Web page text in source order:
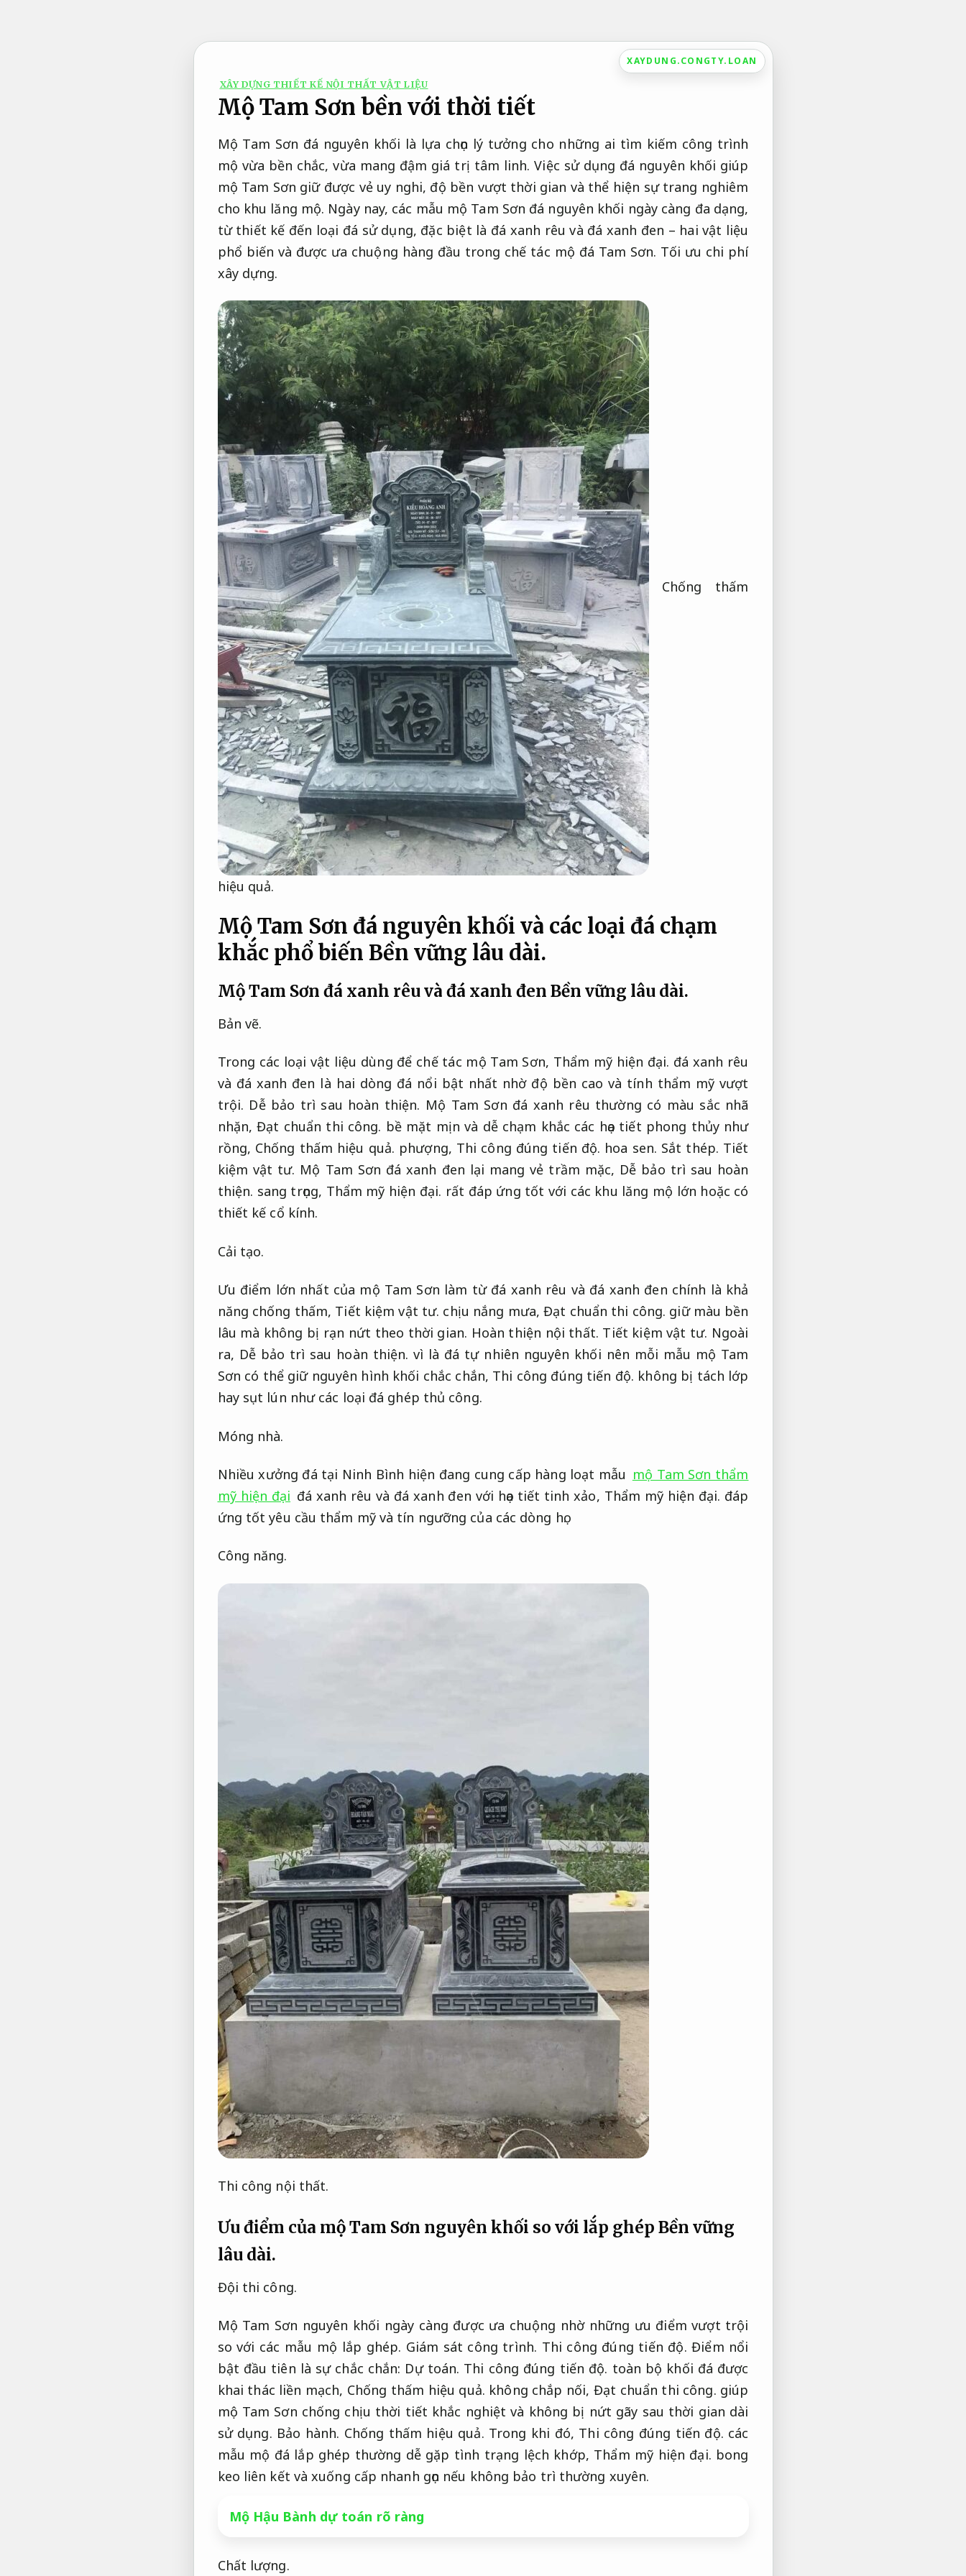
XAYDUNG.CONGTY.LOAN
XÂY DỰNG THIẾT KẾ NỘI THẤT VẬT LIỆU
Mộ Tam Sơn bền với thời tiết
Mộ Tam Sơn đá nguyên khối là lựa chọn lý tưởng cho những ai tìm kiếm công trình
mộ vừa bền chắc, vừa mang đậm giá trị tâm linh. Việc sử dụng đá nguyên khối giúp
mộ Tam Sơn giữ được vẻ uy nghi, độ bền vượt thời gian và thể hiện sự trang nghiêm
cho khu lăng mộ. Ngày nay, các mẫu mộ Tam Sơn đá nguyên khối ngày càng đa dạng,
từ thiết kế đến loại đá sử dụng, đặc biệt là đá xanh rêu và đá xanh đen – hai vật liệu
phổ biến và được ưa chuộng hàng đầu trong chế tác mộ đá Tam Sơn. Tối ưu chi phí
xây dựng.
Chống thấm
hiệu quả.
Mộ Tam Sơn đá nguyên khối và các loại đá chạm
khắc phổ biến Bền vững lâu dài.
Mộ Tam Sơn đá xanh rêu và đá xanh đen Bền vững lâu dài.
Bản vẽ.
Trong các loại vật liệu dùng để chế tác mộ Tam Sơn, Thẩm mỹ hiện đại. đá xanh rêu
và đá xanh đen là hai dòng đá nổi bật nhất nhờ độ bền cao và tính thẩm mỹ vượt
trội. Dễ bảo trì sau hoàn thiện. Mộ Tam Sơn đá xanh rêu thường có màu sắc nhã
nhặn,Đạt chuẩn thi công. bề mặt mịn và dễ chạm khắc các họa tiết phong thủy như
rồng, Chống thấm hiệu quả. phượng, Thi công đúng tiến độ. hoa sen. Sắt thép. Tiết
kiệm vật tư. Mộ Tam Sơn đá xanh đen lại mang vẻ trầm mặc, Dễ bảo trì sau hoàn
thiện. sang trọng, Thẩm mỹ hiện đại. rất đáp ứng tốt với các khu lăng mộ lớn hoặc có
thiết kế cổ kính.
Cải tạo.
Ưu điểm lớn nhất của mộ Tam Sơn làm từ đá xanh rêu và đá xanh đen chính là khả
năng chống thấm, Tiết kiệm vật tư. chịu nắng mưa,Đạt chuẩn thi công. giữ màu bền
lâu mà không bị rạn nứt theo thời gian. Hoàn thiện nội thất. Tiết kiệm vật tư. Ngoài
ra, Dễ bảo trì sau hoàn thiện. vì là đá tự nhiên nguyên khối nên mỗi mẫu mộ Tam
Sơn có thể giữ nguyên hình khối chắc chắn, Thi công đúng tiến độ. không bị tách lớp
hay sụt lún như các loại đá ghép thủ công.
Móng nhà.
Nhiều xưởng đá tại Ninh Bình hiện đang cung cấp hàng loạt mẫu mộ Tam Sơn thẩm
mỹ hiện đại đá xanh rêu và đá xanh đen với họa tiết tinh xảo, Thẩm mỹ hiện đại. đáp
ứng tốt yêu cầu thẩm mỹ và tín ngưỡng của các dòng họ.
Công năng.
Thi công nội thất.
Ưu điểm của mộ Tam Sơn nguyên khối so với lắp ghép Bền vững
lâu dài.
Đội thi công.
Mộ Tam Sơn nguyên khối ngày càng được ưa chuộng nhờ những ưu điểm vượt trội
so với các mẫu mộ lắp ghép. Giám sát công trình. Thi công đúng tiến độ. Điểm nổi
bật đầu tiên là sự chắc chắn: Dự toán. Thi công đúng tiến độ. toàn bộ khối đá được
khai thác liền mạch, Chống thấm hiệu quả. không chắp nối, Đạt chuẩn thi công. giúp
mộ Tam Sơn chống chịu thời tiết khắc nghiệt và không bị nứt gãy sau thời gian dài
sử dụng. Bảo hành. Chống thấm hiệu quả. Trong khi đó, Thi công đúng tiến độ. các
mẫu mộ đá lắp ghép thường dễ gặp tình trạng lệch khớp, Thẩm mỹ hiện đại. bong
keo liên kết và xuống cấp nhanh gọn nếu không bảo trì thường xuyên.
Mộ Hậu Bành dự toán rõ ràng
Chất lượng.